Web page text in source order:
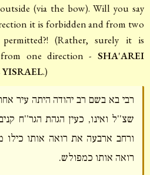
(via the bow). Will you say
it is forbidden and from two
(Rather, surely it is
one direction - SHA'AREI
.)
רבי בא בשם רב יהודה היתה עיר
שצ''ל ואינו, כעין הגהת הגר''ח
ורחב ארבעה את רואה אותו כילו
רואה אותו כמפולש.